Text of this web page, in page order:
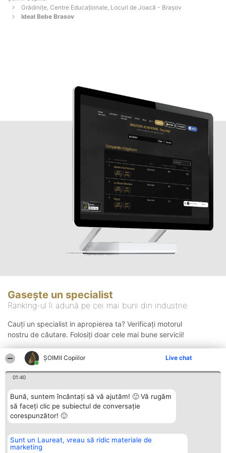
ȘOIMII Copiilor Live chat
01:40
Bună, suntem încântați să vă ajutăm! 🙂 Vă rugăm
să faceți clic pe subiectul de conversație
corespunzător! 🙂
Sunt un Laureat, vreau să ridic materiale de
marketing
Grădinițe, Centre Educaționale, Locuri de Joacă - Braşov
Ideal Bebe Brasov
Gasește un specialist
Ranking-ul îi adună pe cei mai buni din industrie
Cauți un specialist in apropierea ta? Verificați motorul
nostru de căutare. Folosiți doar cele mai bune servicii!
Organizator Ranking
BRIGHT SOLUTIONS BR SRL
Plebiscyt Contact